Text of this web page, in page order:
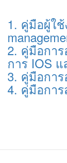
1. คู่มือผู้ใ
2. คู่มือกา
การ IOS แ
3. คู่มือการ
4. คู่มือการ